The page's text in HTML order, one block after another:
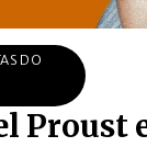
DO
Proust